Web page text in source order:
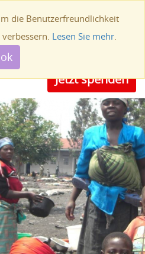
NL61INGB0000100481
Jetzt spenden
die Benutzerfreundlichkeit
Lesen Sie mehr.
ok